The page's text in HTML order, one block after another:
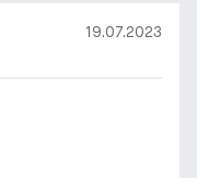
19.07.2023